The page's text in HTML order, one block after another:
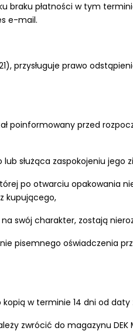
braku płatności w tym
e-mail.
przysługuje prawo
poinformowany przed
służąca zaspokojeniu jego
po otwarciu opakowania
kupującego,
swój charakter, zostają
pisemnego oświadczenia
w terminie 14 dni od daty
zwrócić do magazynu DEK